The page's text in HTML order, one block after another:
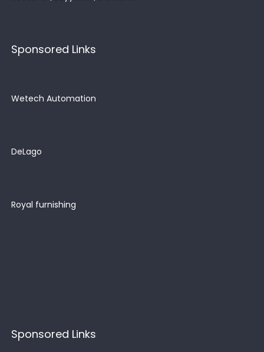
Sponsored Links
Wetech Automation
DeLago
Royal furnishing
Sponsored Links